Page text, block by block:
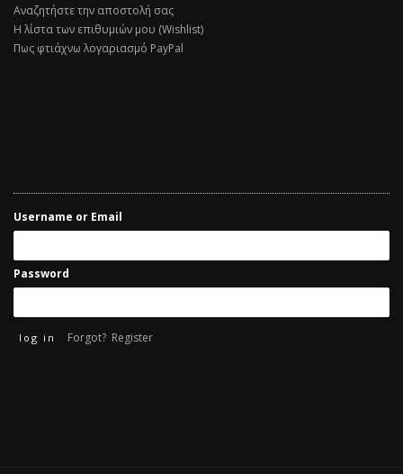
Αναζητήστε την αποστολή σας
Η λίστα των επιθυμιών μου (Wishlist)
Πως φτιάχνω λογαριασμό PayPal
Username or Email
Password
Forgot? Register